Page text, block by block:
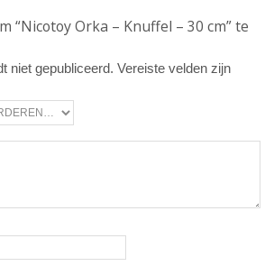
“Nicotoy Orka – Knuffel – 30 cm” te
niet gepubliceerd. Vereiste velden zijn